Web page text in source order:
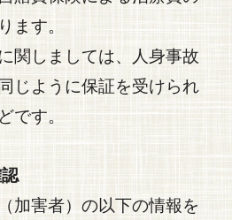
ます。
関しましては、人身事故
じように保証を受けられ
です。
加害者）の以下の情報を